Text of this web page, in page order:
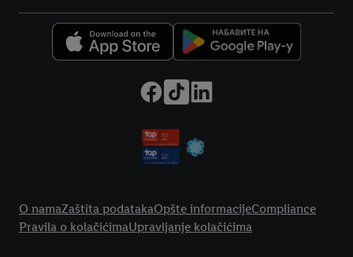
O namaZaštita podatakaOpšte informacijeCompliance
Pravila o kolačićimaUpravljanje kolačićima